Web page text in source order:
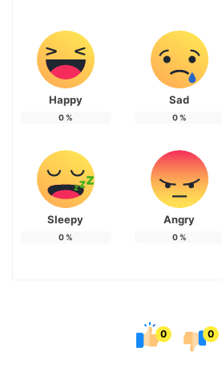
Happy
0%
Sad
0%
Sleepy
0%
Angry
0%
0 0